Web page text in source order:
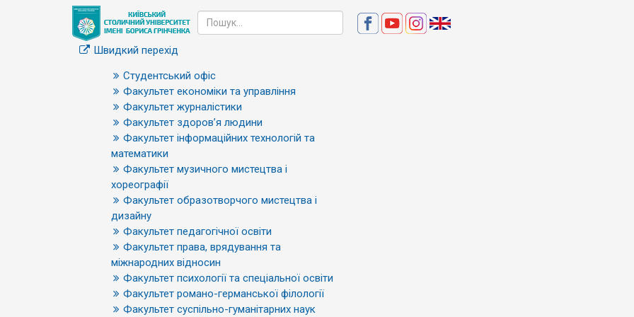
Швидкий перехід
Студентський офіс
Факультет економіки та управління
Факультет журналістики
Факультет здоров’я людини
Факультет інформаційних технологій та
математики
Факультет музичного мистецтва і
хореографії
Факультет образотворчого мистецтва і
дизайну
Факультет педагогічної освіти
Факультет права, врядування та
міжнародних відносин
Факультет психології та спеціальної освіти
Факультет романо-германської філології
Факультет суспільно-гуманітарних наук